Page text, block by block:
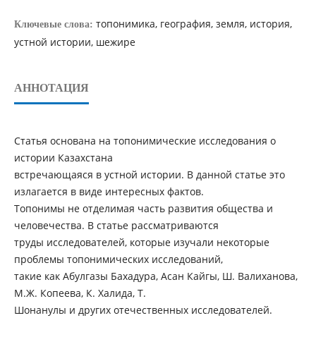
Ключевые слова: топонимика, география, земля, история,
устной истории, шежире
АННОТАЦИЯ
Статья основана на топонимические исследования о
истории Казахстана
встречающаяся в устной истории. В данной статье это
излагается в виде интересных фактов.
Топонимы не отделимая часть развития общества и
человечества. В статье рассматриваются
труды исследователей, которые изучали некоторые
проблемы топонимических исследований,
такие как Абулгазы Бахадура, Асан Кайгы, Ш. Валиханова,
М.Ж. Копеева, К. Халида, Т.
Шонанулы и других отечественных исследователей.